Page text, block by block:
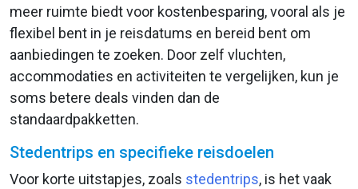
meer ruimte biedt voor kostenbesparing, vooral als je
flexibel bent in je reisdatums en bereid bent om
aanbiedingen te zoeken. Door zelf vluchten,
accommodaties en activiteiten te vergelijken, kun je
soms betere deals vinden dan de
standaardpakketten.
Stedentrips en specifieke reisdoelen
Voor korte uitstapjes, zoals stedentrips, is het vaak